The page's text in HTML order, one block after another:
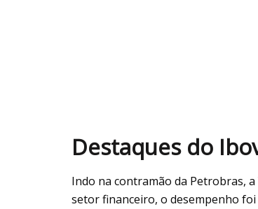
Destaques do
Indo na contramão da Petrobras, a
setor financeiro, o desempenho foi